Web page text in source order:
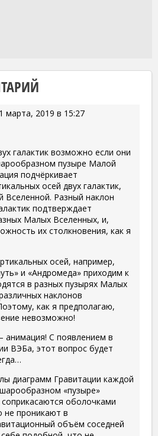
марта, 2019 в 15:27
галактик возможно если они
пузыре Малой
подчёркивает
осей двух галактик,
Вселенной. Разный наклон
подтверждает
Малых Вселенных, и,
их столкновения, как я
осей, например,
и «Андромеда» приходим к
в разных пузырях Малых
наклонов
как я предполагаю,
невозможно!
С появлением в
ВЭБа, этот вопрос будет
диаграмм Гравитации каждой
«пузыре»
оболочками
не проникают в
объём соседней